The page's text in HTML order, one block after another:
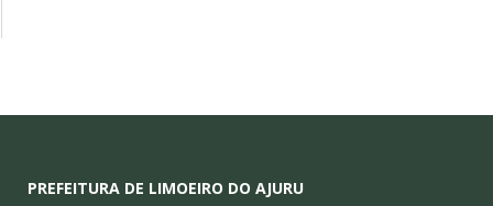
PREFEITURA DE LIMOEIRO DO AJURU